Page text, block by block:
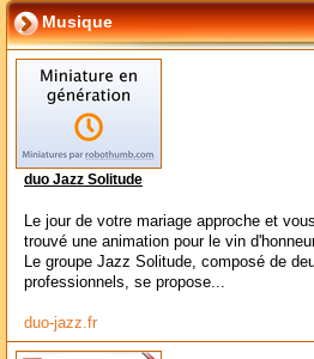
Musique
duo Jazz Solitude
Le jour de votre mariage approche et
trouvé une animation pour le vin
Le groupe Jazz Solitude, composé de
professionnels, se propose...
duo-jazz.fr